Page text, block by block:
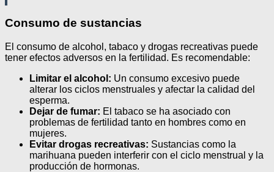
Consumo de sustancias
El consumo de alcohol, tabaco y drogas recreativas puede
tener efectos adversos en la fertilidad. Es recomendable:
Limitar el alcohol: Un consumo excesivo puede
alterar los ciclos menstruales y afectar la calidad del
esperma.
Dejar de fumar: El tabaco se ha asociado con
problemas de fertilidad tanto en hombres como en
mujeres.
Evitar drogas recreativas: Sustancias como la
marihuana pueden interferir con el ciclo menstrual y la
producción de hormonas.